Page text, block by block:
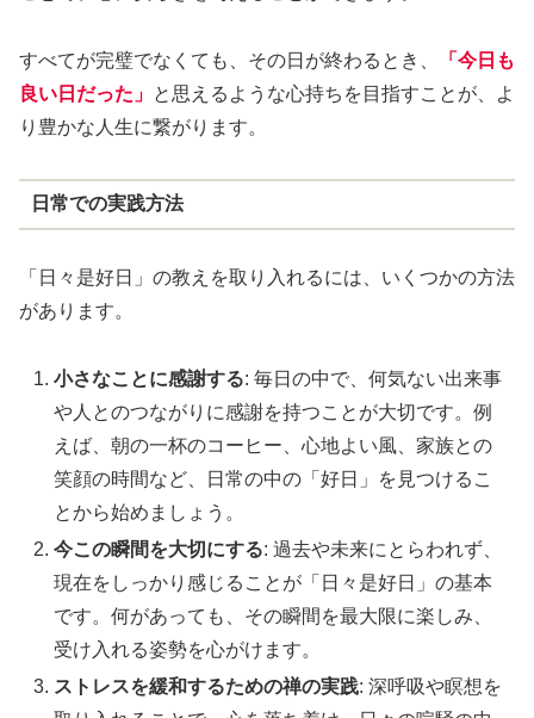
すべてが完璧でなくても、その日が終わるとき、
「今日も
良い日だった」 と思えるような心持ちを目指すことが、よ
り豊かな人生に繋がります。
日常での実践方法
「日々是好日」の教えを取り入れるには、いくつかの方法
があります。
小さなことに感謝する: 毎日の中で、何気ない出来事
や人とのつながりに感謝を持つことが大切です。例
えば、朝の一杯のコーヒー、心地よい風、家族との
笑顔の時間など、日常の中の「好日」を見つけるこ
とから始めましょう。
今この瞬間を大切にする: 過去や未来にとらわれず、
現在をしっかり感じることが「日々是好日」の基本
です。何があっても、その瞬間を最大限に楽しみ、
受け入れる姿勢を心がけます。
ストレスを緩和するための禅の実践: 深呼吸や瞑想を